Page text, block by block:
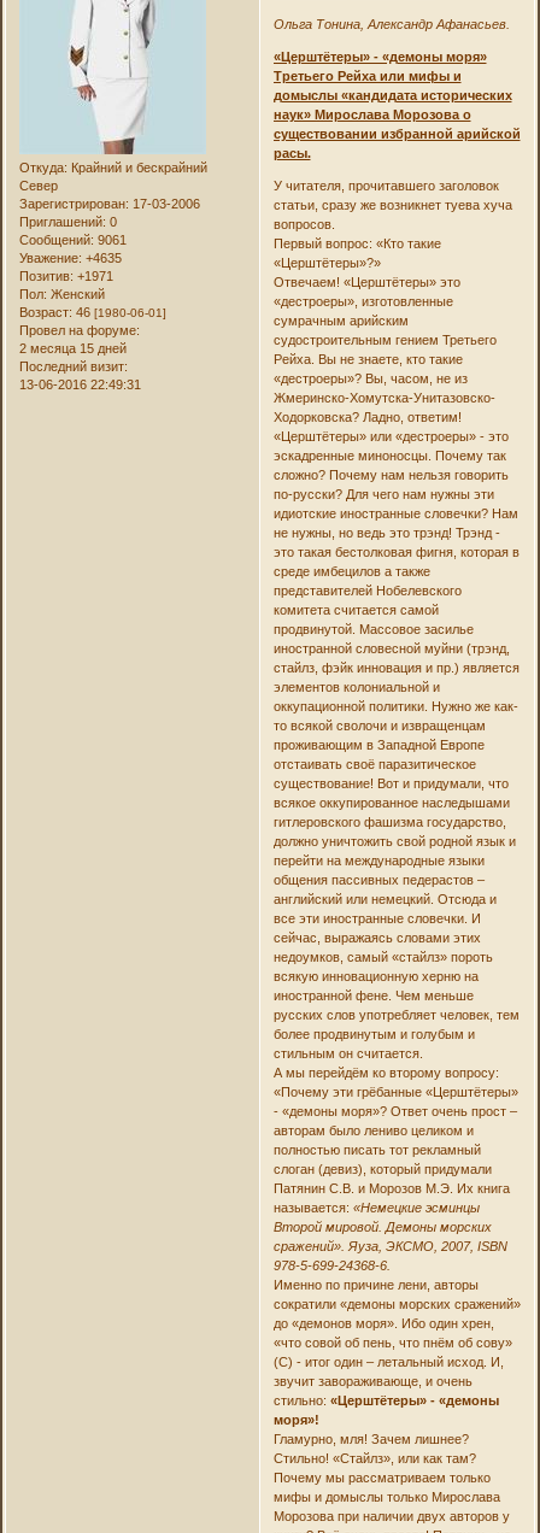
Откуда: Крайний и бескрайний
Север
Зарегистрирован: 17-03-2006
Приглашений: 0
Сообщений: 9061
Уважение: +4635
Позитив: +1971
Пол: Женский
Возраст: 46[1980-06-01]
Провел на форуме:
2 месяца 15 дней
Последний визит:
13-06-2016 22:49:31
Ольга Тонина, Александр Афанасьев.
«Церштётеры» - «демоны моря»
Третьего Рейха или мифы и
домыслы «кандидата исторических
наук» Мирослава Морозова о
существовании избранной арийской
расы.
У читателя, прочитавшего заголовок
статьи, сразу же возникнет туева хуча
вопросов.
Первый вопрос: «Кто такие
«Церштётеры»?»
Отвечаем! «Церштётеры» это
«дестроеры», изготовленные
сумрачным арийским
судостроительным гением Третьего
Рейха. Вы не знаете, кто такие
«дестроеры»? Вы, часом, не из
Жмеринско-Хомутска-Унитазовско-
Ходорковска? Ладно, ответим!
«Церштётеры» или «дестроеры» - это
эскадренные миноносцы. Почему так
сложно? Почему нам нельзя говорить
по-русски? Для чего нам нужны эти
идиотские иностранные словечки? Нам
не нужны, но ведь это трэнд! Трэнд -
это такая бестолковая фигня, которая в
среде имбецилов а также
представителей Нобелевского
комитета считается самой
продвинутой. Массовое засилье
иностранной словесной муйни (трэнд,
стайлз, фэйк инновация и пр.) является
элементов колониальной и
оккупационной политики. Нужно же как-
то всякой сволочи и извращенцам
проживающим в Западной Европе
отстаивать своё паразитическое
существование! Вот и придумали, что
всякое оккупированное наследышами
гитлеровского фашизма государство,
должно уничтожить свой родной язык и
перейти на международные языки
общения пассивных педерастов –
английский или немецкий. Отсюда и
все эти иностранные словечки. И
сейчас, выражаясь словами этих
недоумков, самый «стайлз» пороть
всякую инновационную херню на
иностранной фене. Чем меньше
русских слов употребляет человек, тем
более продвинутым и голубым и
стильным он считается.
А мы перейдём ко второму вопросу:
«Почему эти грёбанные «Церштётеры»
- «демоны моря»? Ответ очень прост –
авторам было лениво целиком и
полностью писать тот рекламный
слоган (девиз), который придумали
Патянин С.В. и Морозов М.Э. Их книга
называется: «Немецкие эсминцы
Второй мировой. Демоны морских
сражений». Яуза, ЭКСМО, 2007, ISBN
978-5-699-24368-6.
Именно по причине лени, авторы
сократили «демоны морских сражений»
до «демонов моря». Ибо один хрен,
«что совой об пень, что пнём об сову»
(С) - итог один – летальный исход. И,
звучит завораживающе, и очень
стильно: «Церштётеры» - «демоны
моря»!
Гламурно, мля! Зачем лишнее?
Стильно! «Стайлз», или как там?
Почему мы рассматриваем только
мифы и домыслы только Мирослава
Морозова при наличии двух авторов у